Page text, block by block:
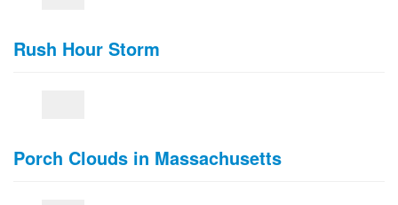
Rush Hour Storm
Porch Clouds in Massachusetts